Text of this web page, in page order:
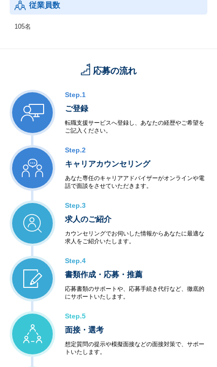
従業員数
105名
応募の流れ
Step.1
ご登録
転職支援サービスへ登録し、あなたの経歴やご希望を
ご記入ください。
Step.2
キャリアカウンセリング
あなた専任のキャリアアドバイザーがオンラインや電
話で面談をさせていただきます。
Step.3
求人のご紹介
カウンセリングでお伺いした情報からあなたに最適な
求人をご紹介いたします。
Step.4
書類作成・応募・推薦
応募書類のサポートや、応募手続き代行など、徹底的
にサポートいたします。
Step.5
面接・選考
想定質問の提示や模擬面接などの面接対策で、サポー
トいたします。